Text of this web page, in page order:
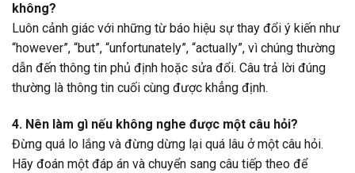
không?
Luôn cảnh giác với những từ báo hiệu sự thay đổi ý kiến như
“however”, “but”, “unfortunately”, “actually”, vì chúng thường
dẫn đến thông tin phủ định hoặc sửa đổi. Câu trả lời đúng
thường là thông tin cuối cùng được khẳng định.
4. Nên làm gì nếu không nghe được một câu hỏi?
Đừng quá lo lắng và đừng dừng lại quá lâu ở một câu hỏi.
Hãy đoán một đáp án và chuyển sang câu tiếp theo để